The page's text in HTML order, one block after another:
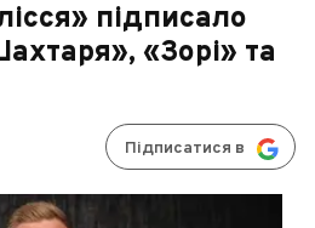
підписало
«Зорі» та
Підписатися в